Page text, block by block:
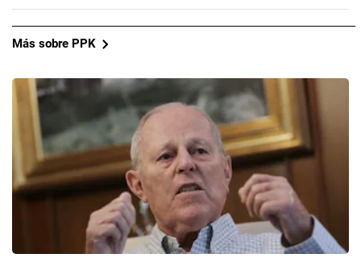
Más sobre PPK